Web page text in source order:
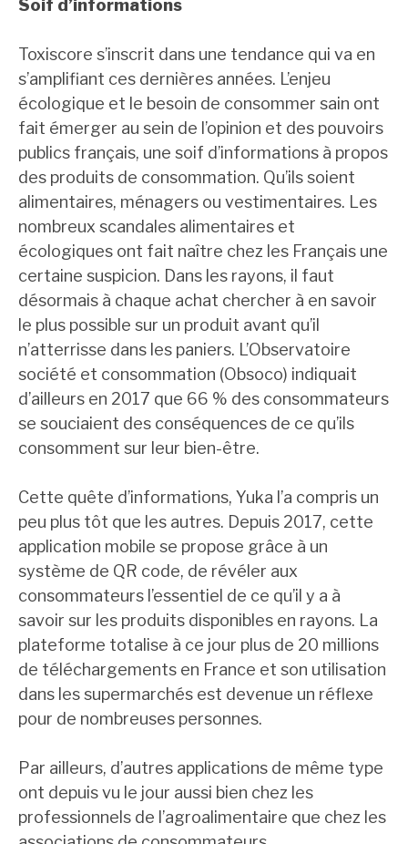
Soif d’informations
Toxiscore s’inscrit dans une tendance qui va en
s’amplifiant ces dernières années. L’enjeu
écologique et le besoin de consommer sain ont
fait émerger au sein de l’opinion et des pouvoirs
publics français, une soif d’informations à propos
des produits de consommation. Qu’ils soient
alimentaires, ménagers ou vestimentaires. Les
nombreux scandales alimentaires et
écologiques ont fait naître chez les Français une
certaine suspicion. Dans les rayons, il faut
désormais à chaque achat chercher à en savoir
le plus possible sur un produit avant qu’il
n’atterrisse dans les paniers. L’Observatoire
société et consommation (Obsoco) indiquait
d’ailleurs en 2017 que 66 % des consommateurs
se souciaient des conséquences de ce qu’ils
consomment sur leur bien-être.
Cette quête d’informations, Yuka l’a compris un
peu plus tôt que les autres. Depuis 2017, cette
application mobile se propose grâce à un
système de QR code, de révéler aux
consommateurs l’essentiel de ce qu’il y a à
savoir sur les produits disponibles en rayons. La
plateforme totalise à ce jour plus de 20 millions
de téléchargements en France et son utilisation
dans les supermarchés est devenue un réflexe
pour de nombreuses personnes.
Par ailleurs, d’autres applications de même type
ont depuis vu le jour aussi bien chez les
professionnels de l’agroalimentaire que chez les